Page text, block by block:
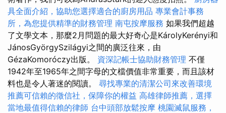
具全面介紹，協助您選擇適合的廚房用品 專業會計事務
所，為您提供精準的財務管理 南屯按摩服務 如果我們超越
了文學文本，那麼2月問題的最大好奇心是KárolyKerényi和
JánosGyörgySzilágyi之間的廣泛往來，由
GézaKomoróczy出版。 資深記帳士協助財務管理 不僅
1942年至1965年之間字母的文檔價值非常重要，而且該材
料也是令人著迷的閱讀。 尋找專業的清潔公司來改善環境
推薦可信賴的徵信社，保障你的權益 高雄律師推薦，選擇
當地最值得信賴的律師 台中頭部放鬆按摩 桃園滅鼠服務，